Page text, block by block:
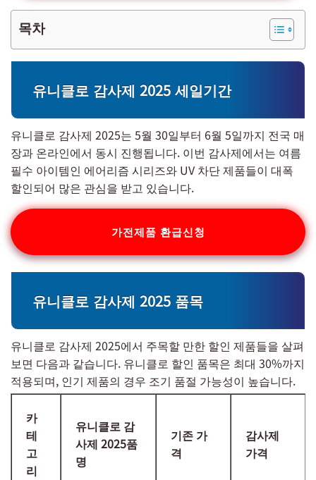
목차
유니클로 감사제 2025 세일기간
유니클로 감사제 2025는 5월 30일부터 6월 5일까지 전국 매
장과 온라인에서 동시 진행됩니다. 이번 감사제에서는 여름
필수 아이템인 에어리즘 시리즈와 UV 차단 제품들이 대폭
할인되어 많은 관심을 받고 있습니다.
가전제품 환급신청
유니클로 감사제 2025 품목
유니클로 감사제 2025에서 주목할 만한 할인 제품들을 살펴
보면 다음과 같습니다. 유니클로 할인 품목은 최대 30%까지
적용되며, 인기 제품의 경우 조기 품절 가능성이 높습니다.
카
테
고
리
유니클로 감
사제 2025품
명
기존 가
격
감사제
가격